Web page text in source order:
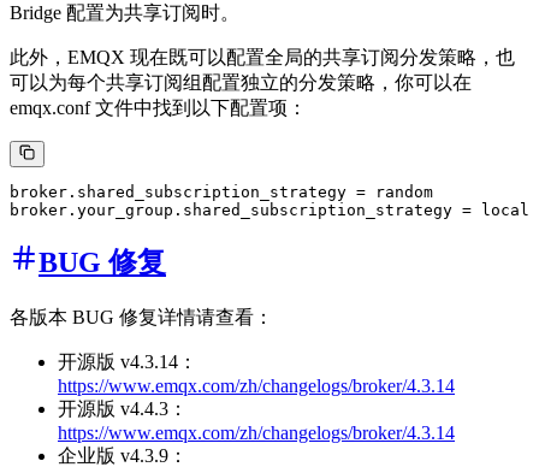
Bridge 配置为共享订阅时。
此外，EMQX 现在既可以配置全局的共享订阅分发策略，也
可以为每个共享订阅组配置独立的分发策略，你可以在
emqx.conf 文件中找到以下配置项：
broker.shared_subscription_strategy = random
BUG 修复
各版本 BUG 修复详情请查看：
开源版 v4.3.14：
https://www.emqx.com/zh/changelogs/broker/4.3.14
开源版 v4.4.3：
https://www.emqx.com/zh/changelogs/broker/4.3.14
企业版 v4.3.9：